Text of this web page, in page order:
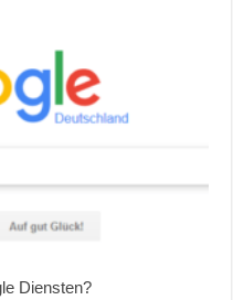
Diensten?